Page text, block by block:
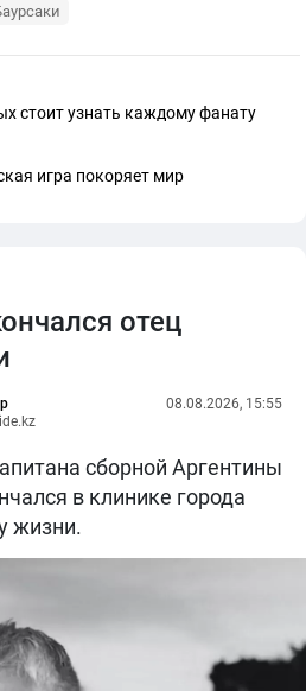
стоит узнать каждому фанату
игра покоряет мир
отец
08.08.2026, 15:55
сборной Аргентины
в клинике города
жизни.